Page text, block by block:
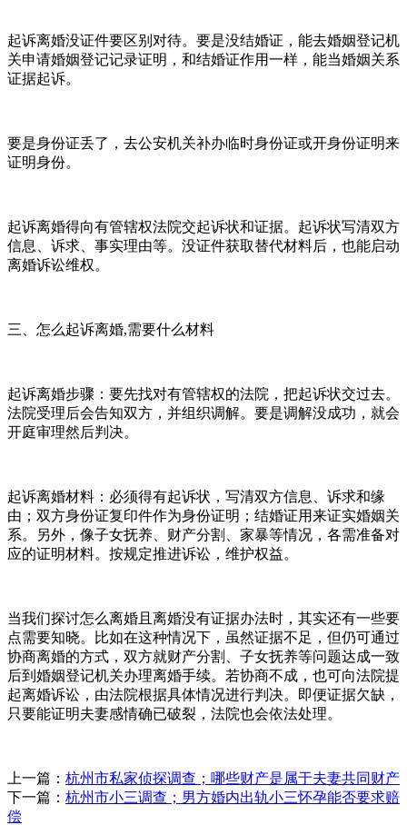
起诉离婚没证件要区别对待。要是没结婚证，能去婚姻登记机
关申请婚姻登记记录证明，和结婚证作用一样，能当婚姻关系
证据起诉。
要是身份证丢了，去公安机关补办临时身份证或开身份证明来
证明身份。
起诉离婚得向有管辖权法院交起诉状和证据。起诉状写清双方
信息、诉求、事实理由等。没证件获取替代材料后，也能启动
离婚诉讼维权。
三、怎么起诉离婚,需要什么材料
起诉离婚步骤：要先找对有管辖权的法院，把起诉状交过去。
法院受理后会告知双方，并组织调解。要是调解没成功，就会
开庭审理然后判决。
起诉离婚材料：必须得有起诉状，写清双方信息、诉求和缘
由；双方身份证复印件作为身份证明；结婚证用来证实婚姻关
系。另外，像子女抚养、财产分割、家暴等情况，各需准备对
应的证明材料。按规定推进诉讼，维护权益。
当我们探讨怎么离婚且离婚没有证据办法时，其实还有一些要
点需要知晓。比如在这种情况下，虽然证据不足，但仍可通过
协商离婚的方式，双方就财产分割、子女抚养等问题达成一致
后到婚姻登记机关办理离婚手续。若协商不成，也可向法院提
起离婚诉讼，由法院根据具体情况进行判决。即便证据欠缺，
只要能证明夫妻感情确已破裂，法院也会依法处理。
上一篇： 杭州市私家侦探调查；哪些财产是属于夫妻共同财产
下一篇： 杭州市小三调查；男方婚内出轨小三怀孕能否要求赔
偿